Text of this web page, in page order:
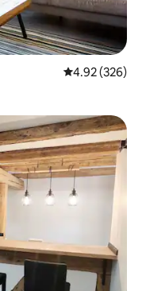
Calificación
4.92 (326)